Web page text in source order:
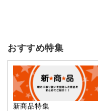
おすすめ特集
新商品特集